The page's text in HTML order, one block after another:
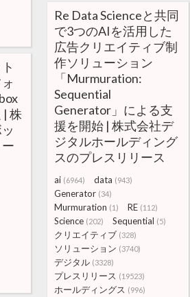
Re Data Scienceと共同
で3つのAIを活用した
広告クリエイティブ制
作ソリューション
「Murmuration:
Sequential
Generator」による支
援を開始 | 株式会社デ
ジタルホールディング
スのプレスリリース
ai (6964) data (943)
Generator (34)
Murmuration (1) RE (112)
Science (202) Sequential (5)
クリエイティブ (328)
ソリューション (3740)
デジタル (3328)
プレスリリース (19523)
ホールディングス (996)
| 株